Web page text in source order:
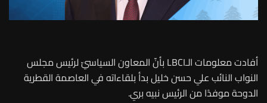
أفادت معلومات الـLBCI بأنّ المعاون السياسيّ لرئيس مجلس
النواب النائب علي حسن خليل بدأ بلقاءاته في العاصمة القطرية
الدوحة موفدًا من الرئيس نبيه بري.